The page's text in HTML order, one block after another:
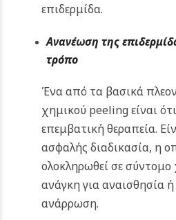
επιδερμίδα.
Ανανέωση της
τρόπο
Ένα από τα βασικά
χημικού peeling είναι
επεμβατική θεραπεία.
ασφαλής διαδικασία, η
ολοκληρωθεί σε
ανάγκη για αναισθησία
ανάρρωση.